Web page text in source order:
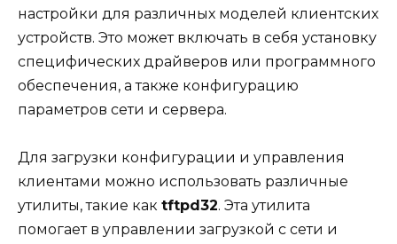
настройки для различных моделей клиентских
устройств. Это может включать в себя установку
специфических драйверов или программного
обеспечения, а также конфигурацию
параметров сети и сервера.
Для загрузки конфигурации и управления
клиентами можно использовать различные
утилиты, такие как tftpd32. Эта утилита
помогает в управлении загрузкой с сети и